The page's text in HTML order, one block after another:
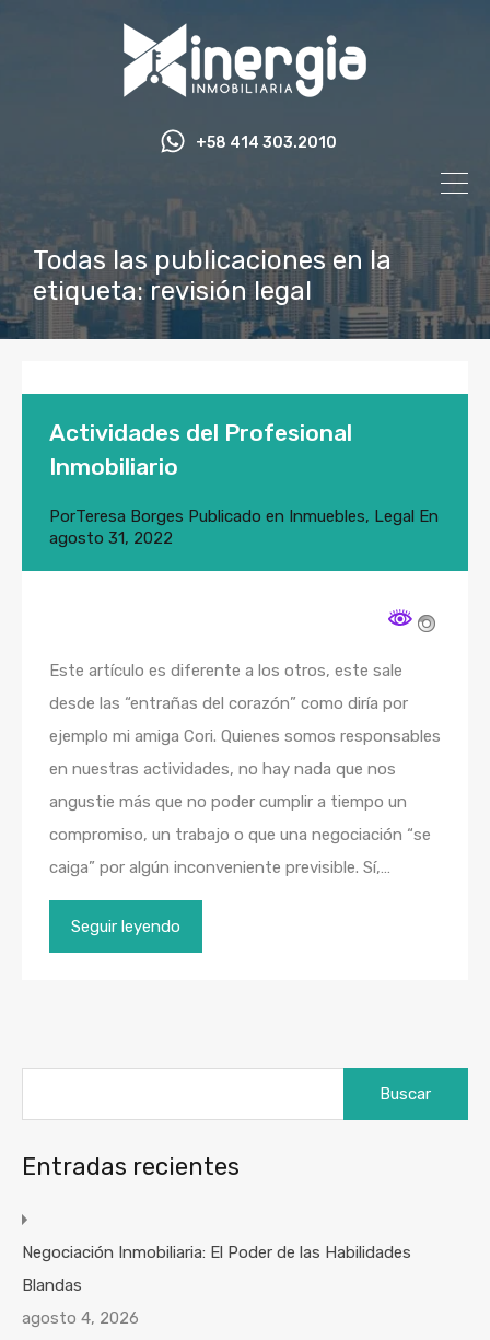
+58 414 303.2010
Todas las publicaciones en la
etiqueta: revisión legal
Actividades del Profesional
Inmobiliario
PorTeresa Borges Publicado en Inmuebles, Legal En
agosto 31, 2022
Este artículo es diferente a los otros, este sale
desde las “entrañas del corazón” como diría por
ejemplo mi amiga Cori. Quienes somos responsables
en nuestras actividades, no hay nada que nos
angustie más que no poder cumplir a tiempo un
compromiso, un trabajo o que una negociación “se
caiga” por algún inconveniente previsible. Sí,…
Seguir leyendo
Entradas recientes
Negociación Inmobiliaria: El Poder de las Habilidades
Blandas
agosto 4, 2026